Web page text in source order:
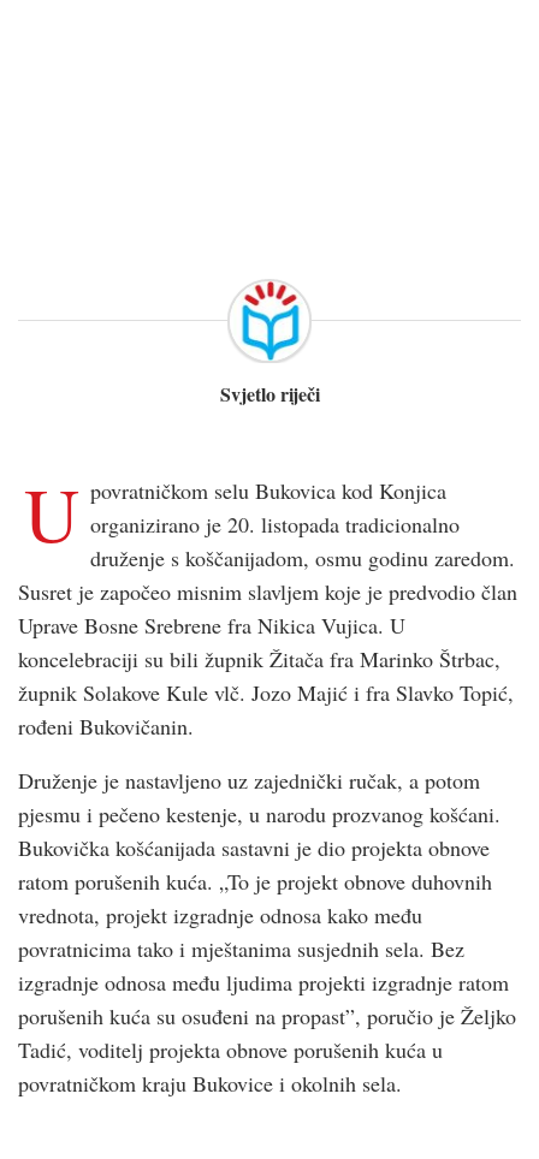
Svjetlo riječi
U povratničkom selu Bukovica kod Konjica
organizirano je 20. listopada tradicionalno
druženje s koščanijadom, osmu godinu zaredom.
Susret je započeo misnim slavljem koje je predvodio član
Uprave Bosne Srebrene fra Nikica Vujica. U
koncelebraciji su bili župnik Žitača fra Marinko Štrbac,
župnik Solakove Kule vlč. Jozo Majić i fra Slavko Topić,
rođeni Bukovičanin.
Druženje je nastavljeno uz zajednički ručak, a potom
pjesmu i pečeno kestenje, u narodu prozvanog košćani.
Bukovička košćanijada sastavni je dio projekta obnove
ratom porušenih kuća. „To je projekt obnove duhovnih
vrednota, projekt izgradnje odnosa kako među
povratnicima tako i mještanima susjednih sela. Bez
izgradnje odnosa među ljudima projekti izgradnje ratom
porušenih kuća su osuđeni na propast”, poručio je Željko
Tadić, voditelj projekta obnove porušenih kuća u
povratničkom kraju Bukovice i okolnih sela.